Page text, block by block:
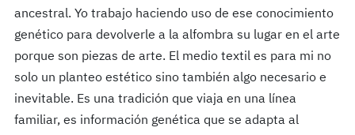
ancestral. Yo trabajo haciendo uso de ese conocimiento
genético para devolverle a la alfombra su lugar en el arte
porque son piezas de arte. El medio textil es para mi no
solo un planteo estético sino también algo necesario e
inevitable. Es una tradición que viaja en una línea
familiar, es información genética que se adapta al